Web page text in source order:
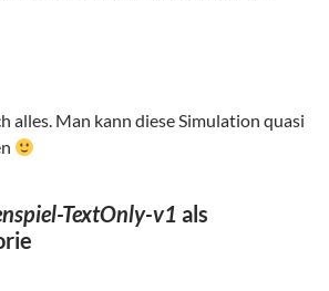
alles. Man kann diese Simulation quasi
TextOnly-v1 als